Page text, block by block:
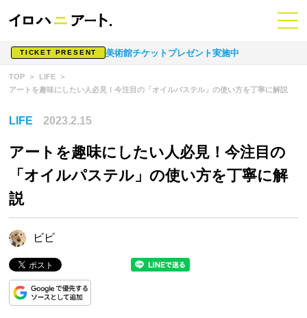
TICKET PRESENT 美術館チケットプレゼント実施中
TOP
LIFE
アートを趣味にしたい人必見！今注目の「オイルパステル」の使い方を丁寧に解説
LIFE 2023.2.15
アートを趣味にしたい人必見！今注目の
「オイルパステル」の使い方を丁寧に解
説
ビビ